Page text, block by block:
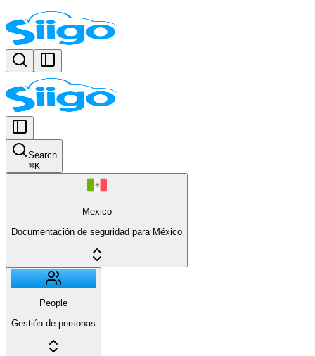
Search
⌘K
Mexico
Documentación de seguridad para México
People
Gestión de personas